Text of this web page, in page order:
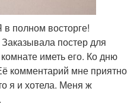
полном восторге!
постер для
иметь его. Ко дню
комментарий мне приятно
я и хотела. Меня ж